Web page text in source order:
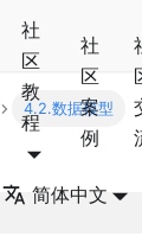
社
区
教
程
社
区
案
例
简体中文
4.2.数据模型